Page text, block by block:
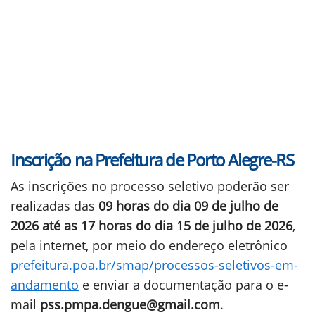
Inscrição na Prefeitura de Porto Alegre-RS
As inscrições no processo seletivo poderão ser
realizadas das 09 horas do dia 09 de julho de
2026 até as 17 horas do dia 15 de julho de 2026,
pela internet, por meio do endereço eletrônico
prefeitura.poa.br/smap/processos-seletivos-em-
andamento e enviar a documentação para o e-
mail pss.pmpa.dengue@gmail.com.